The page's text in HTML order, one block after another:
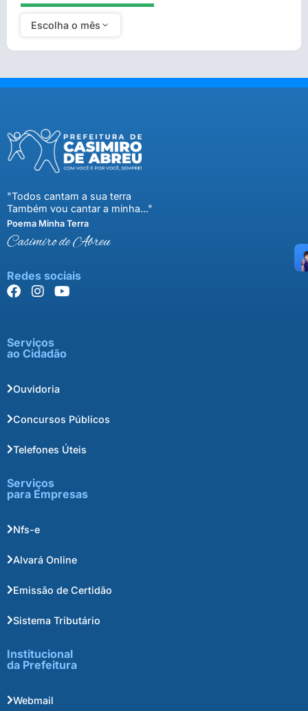
Escolha o mês
"Todos cantam a sua terra
Também vou cantar a minha..."
Poema Minha Terra
Casimiro de Abreu
Redes sociais
Serviços
ao Cidadão
Ouvidoria
Concursos Públicos
Telefones Úteis
Serviços
para Empresas
Nfs-e
Alvará Online
Emissão de Certidão
Sistema Tributário
Institucional
da Prefeitura
Webmail